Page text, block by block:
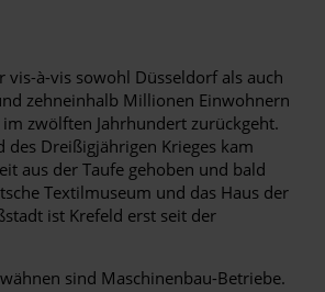
à-vis sowohl Düsseldorf als auch
zehneinhalb Millionen Einwohnern
zwölften Jahrhundert zurückgeht.
Dreißigjährigen Krieges kam
aus der Taufe gehoben und bald
Textilmuseum und das Haus der
ist Krefeld erst seit der
sind Maschinenbau-Betriebe.